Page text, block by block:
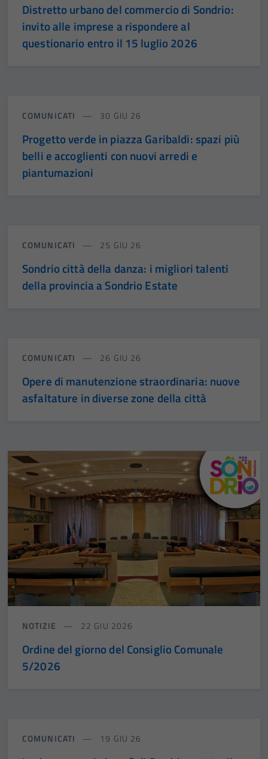
Distretto urbano del commercio di Sondrio:
invito alle imprese a rispondere al
questionario entro il 15 luglio 2026
COMUNICATI 30 GIU 26
Progetto verde in piazza Garibaldi: spazi più
belli e accoglienti con nuovi arredi e
piantumazioni
COMUNICATI 25 GIU 26
Sondrio città della danza: i migliori talenti
della provincia a Sondrio Estate
COMUNICATI 26 GIU 26
Opere di manutenzione straordinaria: nuove
asfaltature in diverse zone della città
NOTIZIE 22 GIU 2026
Ordine del giorno del Consiglio Comunale
5/2026
COMUNICATI 19 GIU 26
Questi cookie
sono necessari
per il
Questi cookie
non raccolgono
informazioni